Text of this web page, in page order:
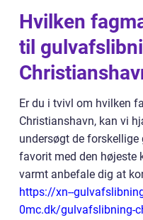
Hvilken
til
Er du i tvivl om hvilken
Christianshavn, kan vi
undersøgt de
favorit med den højeste
varmt anbefale dig at
https://xn--
0mc.dk/gulvafslibning-